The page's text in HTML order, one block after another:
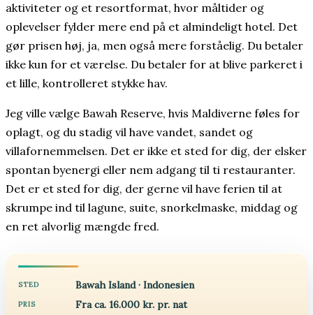
aktiviteter og et resortformat, hvor måltider og
oplevelser fylder mere end på et almindeligt hotel. Det
gør prisen høj, ja, men også mere forståelig. Du betaler
ikke kun for et værelse. Du betaler for at blive parkeret i
et lille, kontrolleret stykke hav.
Jeg ville vælge Bawah Reserve, hvis Maldiverne føles for
oplagt, og du stadig vil have vandet, sandet og
villafornemmelsen. Det er ikke et sted for dig, der elsker
spontan byenergi eller nem adgang til ti restauranter.
Det er et sted for dig, der gerne vil have ferien til at
skrumpe ind til lagune, suite, snorkelmaske, middag og
en ret alvorlig mængde fred.
STED Bawah Island · Indonesien
PRIS Fra ca. 16.000 kr. pr. nat